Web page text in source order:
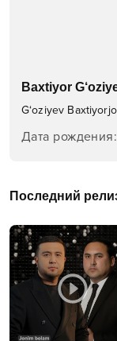
Baxtiyor
G‘oziyev
Дата рождения:
Последний